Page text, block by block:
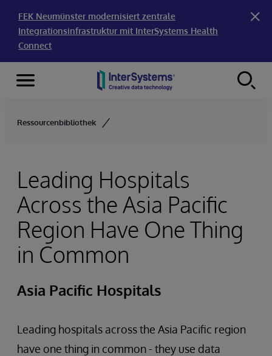
FEK Neumünster modernisiert zentrale
Integrationsinfrastruktur mit InterSystems Health
Connect
Skip to content
Menu
Ressourcenbibliothek
Leading Hospitals
Across the Asia Pacific
Region Have One Thing
in Common
Asia Pacific Hospitals
Leading hospitals across the Asia Pacific region
have one thing in common - they use data